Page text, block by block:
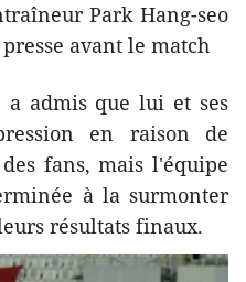
Park Hang-seo
avant le match
a admis que lui et ses
en raison de
fans, mais l'équipe
à la surmonter
résultats finaux.